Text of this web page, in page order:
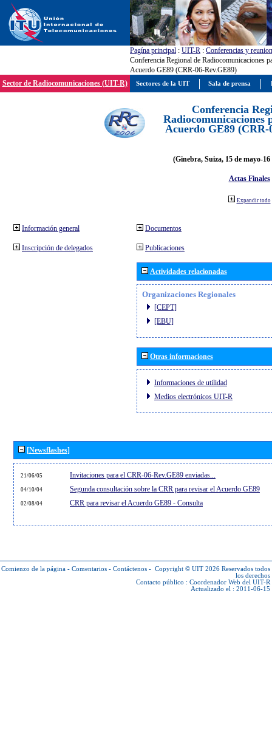
Pagína principal : UIT-R : Conferencias y
Conferencia Regional de Radiocomunicaciones
Acuerdo GE89 (CRR-06-Rev.GE89)
Sector de Radiocomunicaciones (UIT-R)
Conferencia
Radiocomunicaciones
Acuerdo GE89 (CRR-
(Ginebra, Suiza, 15 de mayo-
Actas Finales
Expandir todo
Información general
Inscripción de delegados
Documentos
Publicaciones
Actividades relacionadas
Organizaciones Regionales
[CEPT]
[EBU]
Otras informaciones
Informaciones de utilidad
Medios electrónicos UIT-R
[Newsflashes]
21/06/05 Invitaciones para el CRR-06-Rev.GE89 enviadas...
04/10/04 Segunda consultación sobre la CRR para revisar el Acuerdo GE89
02/08/04 CRR para revisar el Acuerdo GE89 - Consulta
Comienzo de la página - Comentarios - Contáctenos - Copyright © UIT 2026 Reservados todos
los derechos
Contacto público : Coordenador Web del UIT-R
Actualizado el : 2011-06-15
Sectores de la UIT Sala de prensa